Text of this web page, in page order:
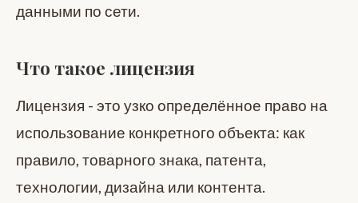
данными по сети.
Что такое лицензия
Лицензия - это узко определённое право на
использование конкретного объекта: как
правило, товарного знака, патента,
технологии, дизайна или контента.